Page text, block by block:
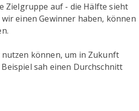
Zielgruppe auf - die Hälfte sieht
einen Gewinner haben, können
nutzen können, um in Zukunft
sah einen Durchschnitt